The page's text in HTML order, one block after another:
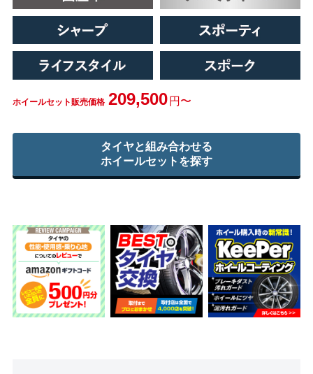
ホイールセット販売価格 209,500 円〜
タイヤと組み合わせる
ホイールセットを探す